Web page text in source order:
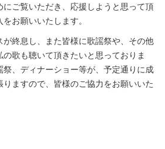
ご覧いただき、応援しようと思って頂
お願いいたします。
終息し、また皆様に歌謡祭や、その他
歌も聴いて頂きたいと思っておりま
、ディナーショー等が、予定通りに成
ますので、皆様のご協力をお願いいた